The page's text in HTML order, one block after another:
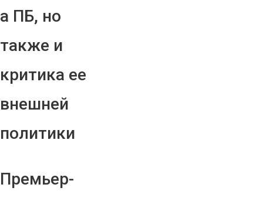
а ПБ, но
также и
критика ее
внешней
политики
Премьер-